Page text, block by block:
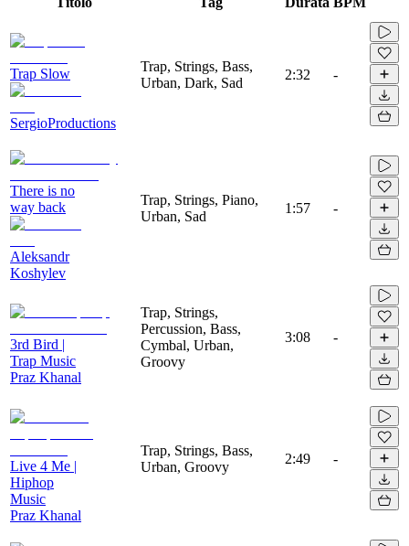
Trap Slow
SergioProductions
Trap, Strings, Bass,
Urban, Dark, Sad
2:32 -
There is no
way back
Aleksandr
Koshylev
Trap, Strings, Piano,
Urban, Sad
1:57 -
3rd Bird |
Trap Music
Praz Khanal
Trap, Strings,
Percussion, Bass,
Cymbal, Urban,
Groovy
3:08 -
Live 4 Me |
Hiphop
Music
Praz Khanal
Trap, Strings, Bass,
Urban, Groovy
2:49 -